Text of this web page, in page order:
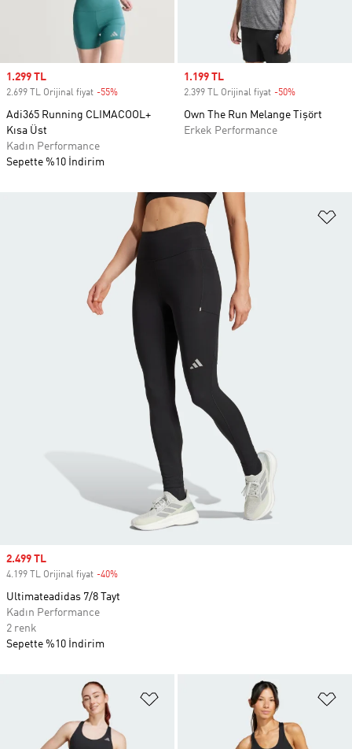
Sale price
1.299 TL
2.699 TL Orijinal fiyat -55%
Adi365 Running CLIMACOOL+
Kısa Üst
Kadın Performance
Sepette %10 İndirim
Sale price
1.199 TL
2.399 TL Orijinal fiyat -50%
Own The Run Melange Tişört
Erkek Performance
Favori Listesine Ekle
Sale price
2.499 TL
4.199 TL Orijinal fiyat -40%
Ultimateadidas 7/8 Tayt
Kadın Performance
2 renk
Sepette %10 İndirim